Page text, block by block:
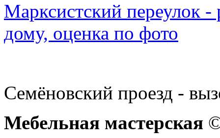
Марксистский переулок -
дому, оценка по фото
Семёновский проезд -
Мебельная мастерская